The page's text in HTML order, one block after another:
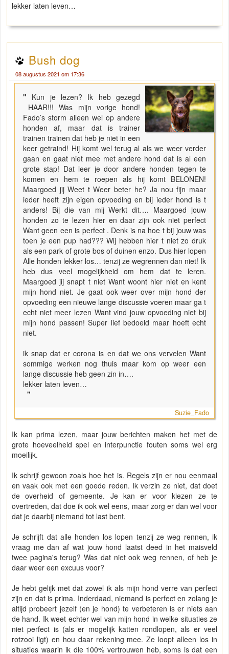
lekker laten leven…
Bush dog
08 augustus 2021 om 17:36
" Kun je lezen? Ik heb gezegd
HAAR!!! Was mijn vorige hond!
Fado’s storm alleen wel op andere
honden af, maar dat is trainer
trainen trainen dat heb je niet in een
keer getraind! Hij komt wel terug al als we weer verder
gaan en gaat niet mee met andere hond dat is al een
grote stap! Dat leer je door andere honden tegen te
komen en hem te roepen als hij komt BELONEN!
Maargoed jij Weet t Weer beter he? Ja nou fijn maar
ieder heeft zijn eigen opvoeding en bij ieder hond is t
anders! Bij die van mij Werkt dit…. Maargoed jouw
honden zo te lezen hier en daar zijn ook niet perfect
Want geen een is perfect . Denk is na hoe t bij jouw was
toen je een pup had??? Wij hebben hier t niet zo druk
als een park of grote bos of duinen enzo. Dus hier lopen
Alle honden lekker los… tenzij ze wegrennen dan niet! Ik
heb dus veel mogelijkheid om hem dat te leren.
Maargoed jij snapt t niet Want woont hier niet en kent
mijn hond niet. Je gaat ook weer over mijn hond der
opvoeding een nieuwe lange discussie voeren maar ga t
echt niet meer lezen Want vind jouw opvoeding niet bij
mijn hond passen! Super lief bedoeld maar hoeft echt
niet.
ik snap dat er corona is en dat we ons vervelen Want
sommige werken nog thuis maar kom op weer een
lange discussie heb geen zin in….
lekker laten leven…
"
Suzie_Fado
Ik kan prima lezen, maar jouw berichten maken het met de
grote hoeveelheid spel en interpunctie fouten soms wel erg
moeilijk.
Ik schrijf gewoon zoals hoe het is. Regels zijn er nou eenmaal
en vaak ook met een goede reden. Ik verzin ze niet, dat doet
de overheid of gemeente. Je kan er voor kiezen ze te
overtreden, dat doe ik ook wel eens, maar zorg er dan wel voor
dat je daarbij niemand tot last bent.
Je schrijft dat alle honden los lopen tenzij ze weg rennen, ik
vraag me dan af wat jouw hond laatst deed in het maisveld
twee pagina's terug? Was dat niet ook weg rennen, of heb je
daar weer een excuus voor?
Je hebt gelijk met dat zowel ik als mijn hond verre van perfect
zijn en dat is prima. Inderdaad, niemand is perfect en zolang je
altijd probeert jezelf (en je hond) te verbeteren is er niets aan
de hand. Ik weet echter wel van mijn hond in welke situaties ze
niet perfect is (als er mogelijk katten rondlopen, als er veel
rotzooi ligt) en hou daar rekening mee. Ze loopt alleen los in
situaties waarin ik die 100% vertrouwen heb, soms is dat een